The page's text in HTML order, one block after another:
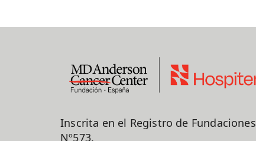
Inscrita en el Registro de Fundaciones
Nº573.